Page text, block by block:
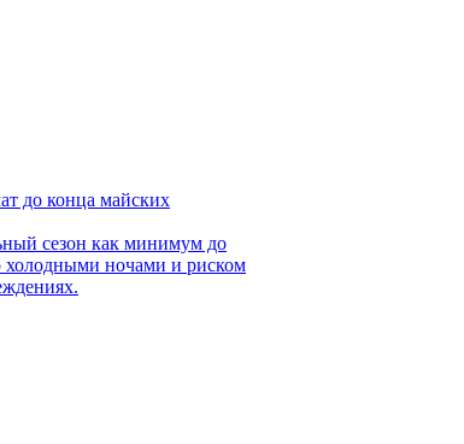
до конца майских
сезон как минимум до
холодными ночами и риском